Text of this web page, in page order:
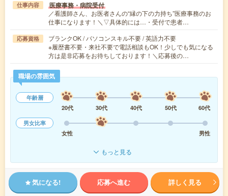
仕事内容 医療事務・病院受付
／看護師さん、お医者さんの“縁の下の力持ち”医療事務のお
仕事になります！＼▽具体的には…・受付で患者…
応募資格
ブランクOK / パソコンスキル不要 / 英語力不要
※履歴書不要・来社不要で電話相談もOK！少しでも気になる
方は是非応募をお待ちしております！＼応募後の…
職場の雰囲気
年齢層
20代
30代 40代 50代
60代
男女比率
女性
男性
もっと見る
気になる! 応募へ進む 詳しく見る